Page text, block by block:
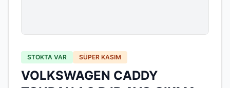
STOKTA VAR SÜPER KASIM
VOLKSWAGEN CADDY